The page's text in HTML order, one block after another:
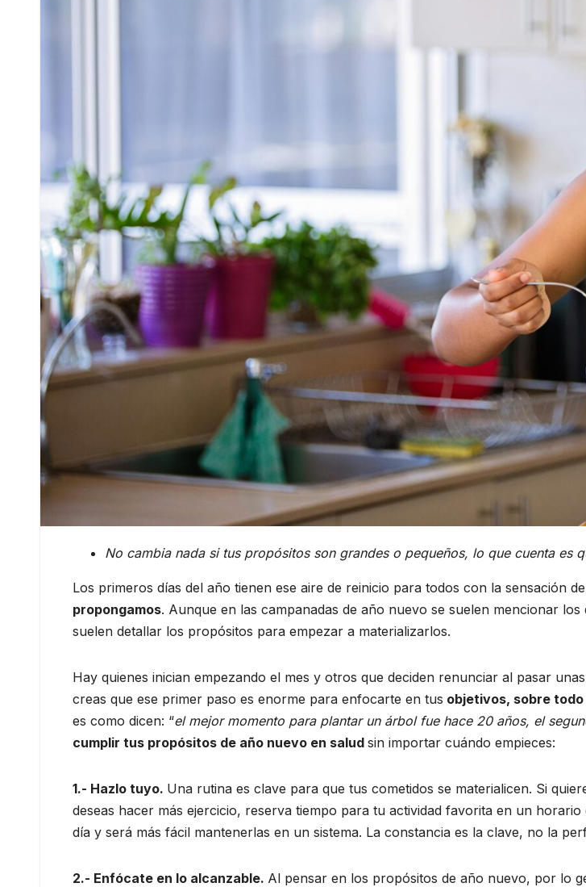
No cambia nada si tus propósitos son grandes o pequeños, lo que cuenta
Los primeros días del año tienen ese aire de reinicio para todos con la sensación
propongamos. Aunque en las campanadas de año nuevo se suelen mencionar
suelen detallar los propósitos para empezar a materializarlos.
Hay quienes inician empezando el mes y otros que deciden renunciar al pasar
creas que ese primer paso es enorme para enfocarte en tus objetivos, sobre
es como dicen: “el mejor momento para plantar un árbol fue hace 20 años, el
cumplir tus propósitos de año nuevo en salud sin importar cuándo empieces:
1.- Hazlo tuyo. Una rutina es clave para que tus cometidos se materialicen. Si
deseas hacer más ejercicio, reserva tiempo para tu actividad favorita en un
día y será más fácil mantenerlas en un sistema. La constancia es la clave, no la
2.- Enfócate en lo alcanzable. Al pensar en los propósitos de año nuevo, por lo